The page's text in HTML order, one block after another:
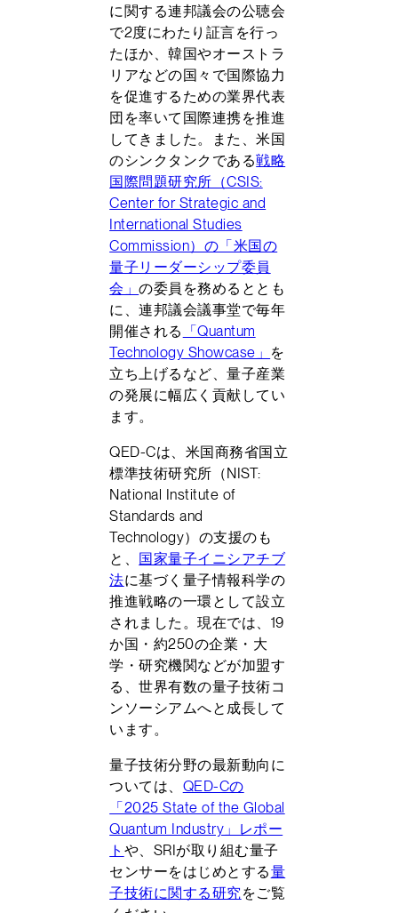
に関する連邦議会の公聴会
で2度にわたり証言を行っ
たほか、韓国やオーストラ
リアなどの国々で国際協力
を促進するための業界代表
団を率いて国際連携を推進
してきました。また、米国
のシンクタンクである戦略
国際問題研究所（CSIS:
Center for Strategic and
International Studies
Commission）の「米国の
量子リーダーシップ委員
会」の委員を務めるととも
に、連邦議会議事堂で毎年
開催される 「Quantum
Technology Showcase」 を
立ち上げるなど、量子産業
の発展に幅広く貢献してい
ます。
QED-Cは、米国商務省国立
標準技術研究所（NIST:
National Institute of
Standards and
Technology）の支援のも
と、 国家量子イニシアチブ
法に基づく量子情報科学の
推進戦略の一環として設立
されました。現在では、19
か国・約250の企業・大
学・研究機関などが加盟す
る、世界有数の量子技術コ
ンソーシアムへと成長して
います。
量子技術分野の最新動向に
ついては、 QED-Cの
「2025 State of the Global
Quantum Industry」レポー
ト や、SRIが取り組む量子
センサーをはじめとする量
子技術に関する研究をご覧